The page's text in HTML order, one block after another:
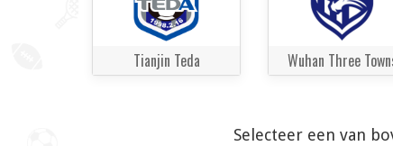
Tianjin Teda Wuhan Three
Selecteer een van